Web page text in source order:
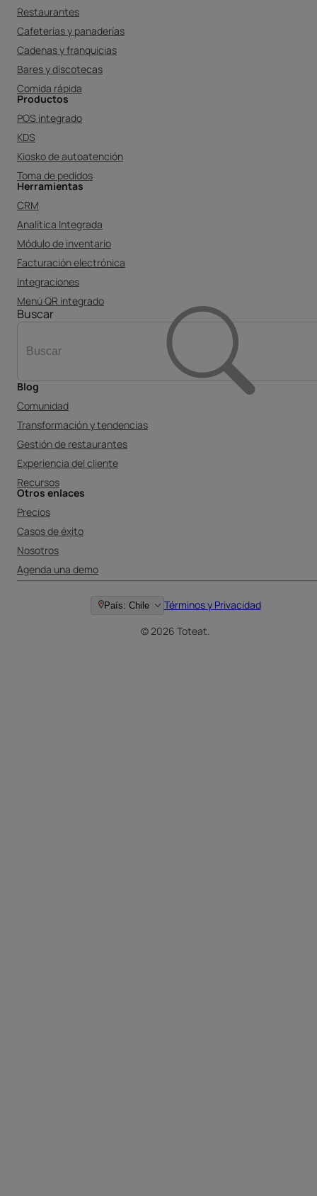
Restaurantes
Cafeterías y panaderías
Cadenas y franquicias
Bares y discotecas
Comida rápida
Productos
POS integrado
KDS
Kiosko de autoatención
Toma de pedidos
Herramientas
CRM
Analítica Integrada
Módulo de inventario
Facturación electrónica
Integraciones
Menú QR integrado
Buscar
Blog
Comunidad
Transformación y tendencias
Gestión de restaurantes
Experiencia del cliente
Recursos
Otros enlaces
Precios
Casos de éxito
Nosotros
Agenda una demo
País: Chile
Términos y Privacidad
© 2026 Toteat.